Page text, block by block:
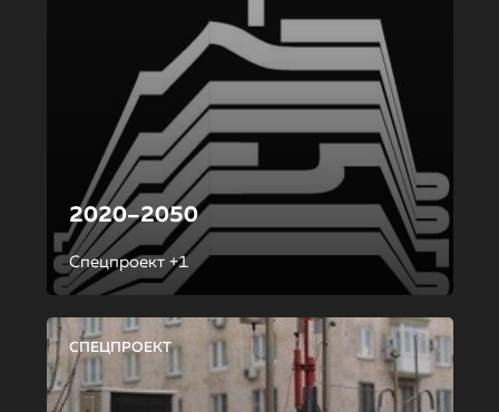
2020–2050
Спецпроект +1
СПЕЦПРОЕКТ